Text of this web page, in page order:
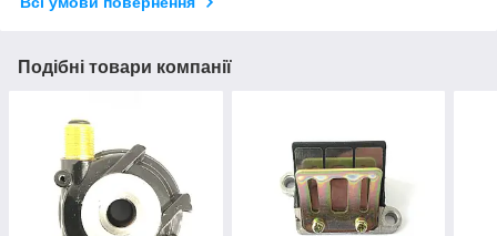
Подібні товари компанії